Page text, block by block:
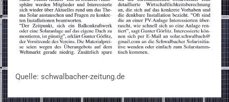
Quelle: schwalbacher-zeitung.de